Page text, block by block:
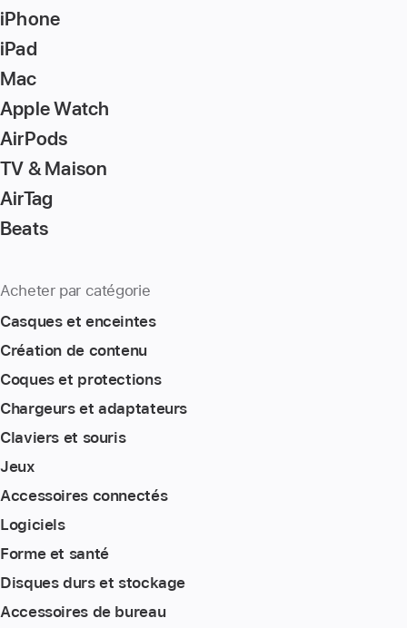
iPhone
iPad
Mac
Apple Watch
AirPods
TV & Maison
AirTag
Beats
Acheter par catégorie
Casques et enceintes
Création de contenu
Coques et protections
Chargeurs et adaptateurs
Claviers et souris
Jeux
Accessoires connectés
Logiciels
Forme et santé
Disques durs et stockage
Accessoires de bureau